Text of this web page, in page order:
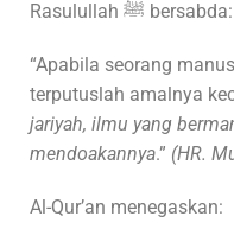
Rasulullah ﷺ bersabda:
“Apabila seorang
terputuslah amalnya
jariyah, ilmu yang
mendoakannya.” (HR.
Al-Qur’an menegaskan: